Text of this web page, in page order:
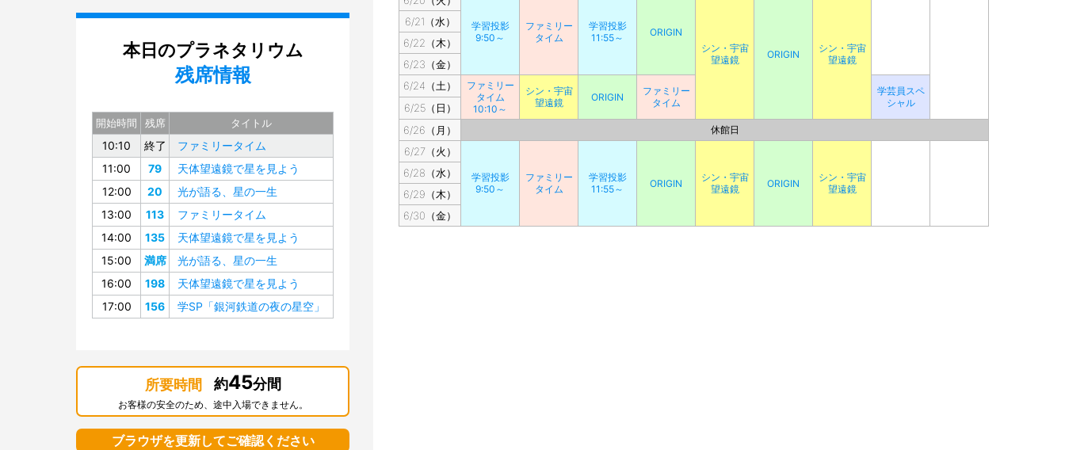
学習投影
9:50～
ファミリー
タイム
学習投影
11:55～
ORIGIN
シン・宇宙
望遠鏡
ORIGIN
シン・宇宙
望遠鏡
6/21（水）
6/22（木）
6/23（金）
6/24（土）
ファミリー
タイム
10:10～
シン・宇宙
望遠鏡
ORIGIN
ファミリー
タイム
学芸員スペ
シャル
6/25（日）
6/26（月）
休館日
6/27（火）
学習投影
9:50～
ファミリー
タイム
学習投影
11:55～
ORIGIN
シン・宇宙
望遠鏡
ORIGIN
シン・宇宙
望遠鏡
6/28（水）
6/29（木）
6/30（金）
本日のプラネタリウム
残席情報
開始時間 残席 タイトル
10:10 終了
ファミリータイム
11:00
79
天体望遠鏡で星を見よう
12:00
20
光が語る、星の一生
13:00
113
ファミリータイム
14:00
135
天体望遠鏡で星を見よう
15:00
満席
光が語る、星の一生
16:00
198
天体望遠鏡で星を見よう
17:00
156 学SP「銀河鉄道の夜の星空」
所要時間 約45分間
お客様の安全のため、途中入場できません。
ブラウザを更新してご確認ください